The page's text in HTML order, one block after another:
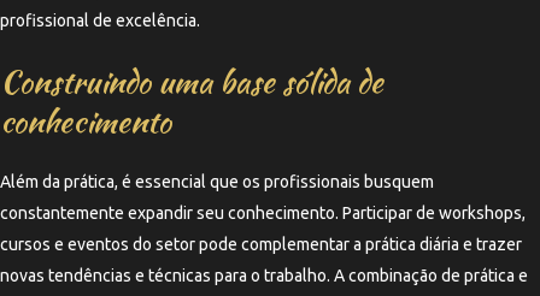
profissional de excelência.
Construindo uma base sólida de
conhecimento
Além da prática, é essencial que os profissionais busquem
constantemente expandir seu conhecimento. Participar de workshops,
cursos e eventos do setor pode complementar a prática diária e trazer
novas tendências e técnicas para o trabalho. A combinação de prática e